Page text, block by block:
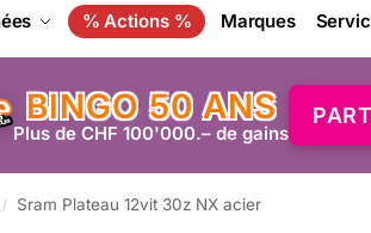
% Actions % Marques
BINGO 50 ANS
Plus de CHF 100'000.– de gains
/ Sram Plateau 12vit 30z NX acier